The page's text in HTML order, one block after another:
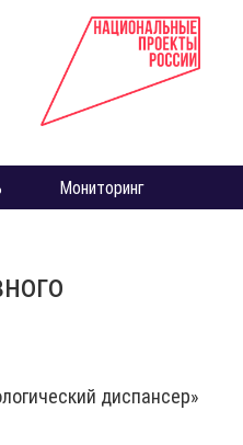
Мониторинг
диспансер»